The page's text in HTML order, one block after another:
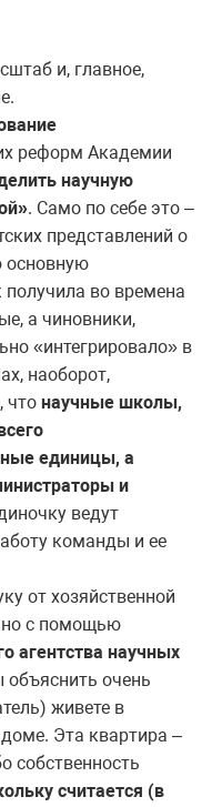
и, главное,
реформ Академии
научную
. Само по себе это –
представлений о
основную
во времена
а чиновники,
«интегрировало» в
наоборот,
что научные школы,
единицы, а
и
ведут
команды и ее
от хозяйственной
с помощью
агентства научных
очень
живете в
Эта квартира –
собственность
считается (в